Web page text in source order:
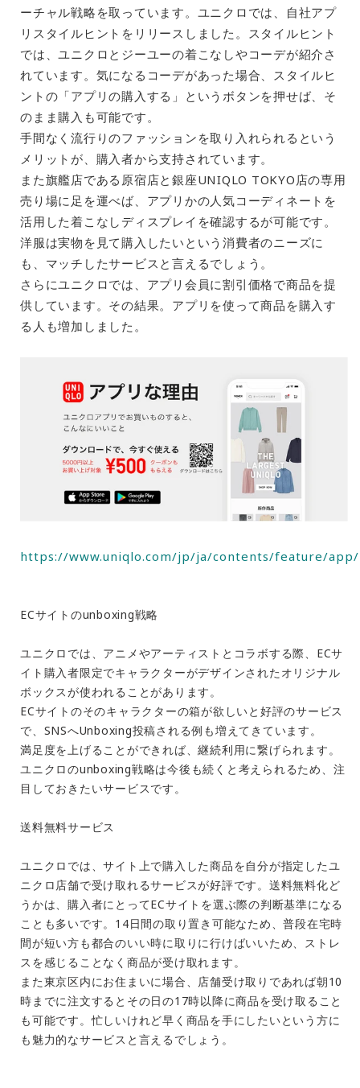
ーチャル戦略を取っています。ユニクロでは、自社アプ
リスタイルヒントをリリースしました。スタイルヒント
では、ユニクロとジーユーの着こなしやコーデが紹介さ
れています。気になるコーデがあった場合、スタイルヒ
ントの「アプリの購入する」というボタンを押せば、そ
のまま購入も可能です。
手間なく流行りのファッションを取り入れられるという
メリットが、購入者から支持されています。
また旗艦店である原宿店と銀座UNIQLO TOKYO店の専用
売り場に足を運べば、アプリかの人気コーディネートを
活用した着こなしディスプレイを確認するが可能です。
洋服は実物を見て購入したいという消費者のニーズに
も、マッチしたサービスと言えるでしょう。
さらにユニクロでは、アプリ会員に割引価格で商品を提
供しています。その結果。アプリを使って商品を購入す
る人も増加しました。
https://www.uniqlo.com/jp/ja/contents/feature/app/
ECサイトのunboxing戦略
ユニクロでは、アニメやアーティストとコラボする際、ECサ
イト購入者限定でキャラクターがデザインされたオリジナル
ボックスが使われることがあります。
ECサイトのそのキャラクターの箱が欲しいと好評のサービス
で、SNSへUnboxing投稿される例も増えてきています。
満足度を上げることができれば、継続利用に繋げられます。
ユニクロのunboxing戦略は今後も続くと考えられるため、注
目しておきたいサービスです。
送料無料サービス
ユニクロでは、サイト上で購入した商品を自分が指定したユ
ニクロ店舗で受け取れるサービスが好評です。送料無料化ど
うかは、購入者にとってECサイトを選ぶ際の判断基準になる
ことも多いです。14日間の取り置き可能なため、普段在宅時
間が短い方も都合のいい時に取りに行けばいいため、ストレ
スを感じることなく商品が受け取れます。
また東京区内にお住まいに場合、店舗受け取りであれば朝10
時までに注文するとその日の17時以降に商品を受け取ること
も可能です。忙しいけれど早く商品を手にしたいという方に
も魅力的なサービスと言えるでしょう。